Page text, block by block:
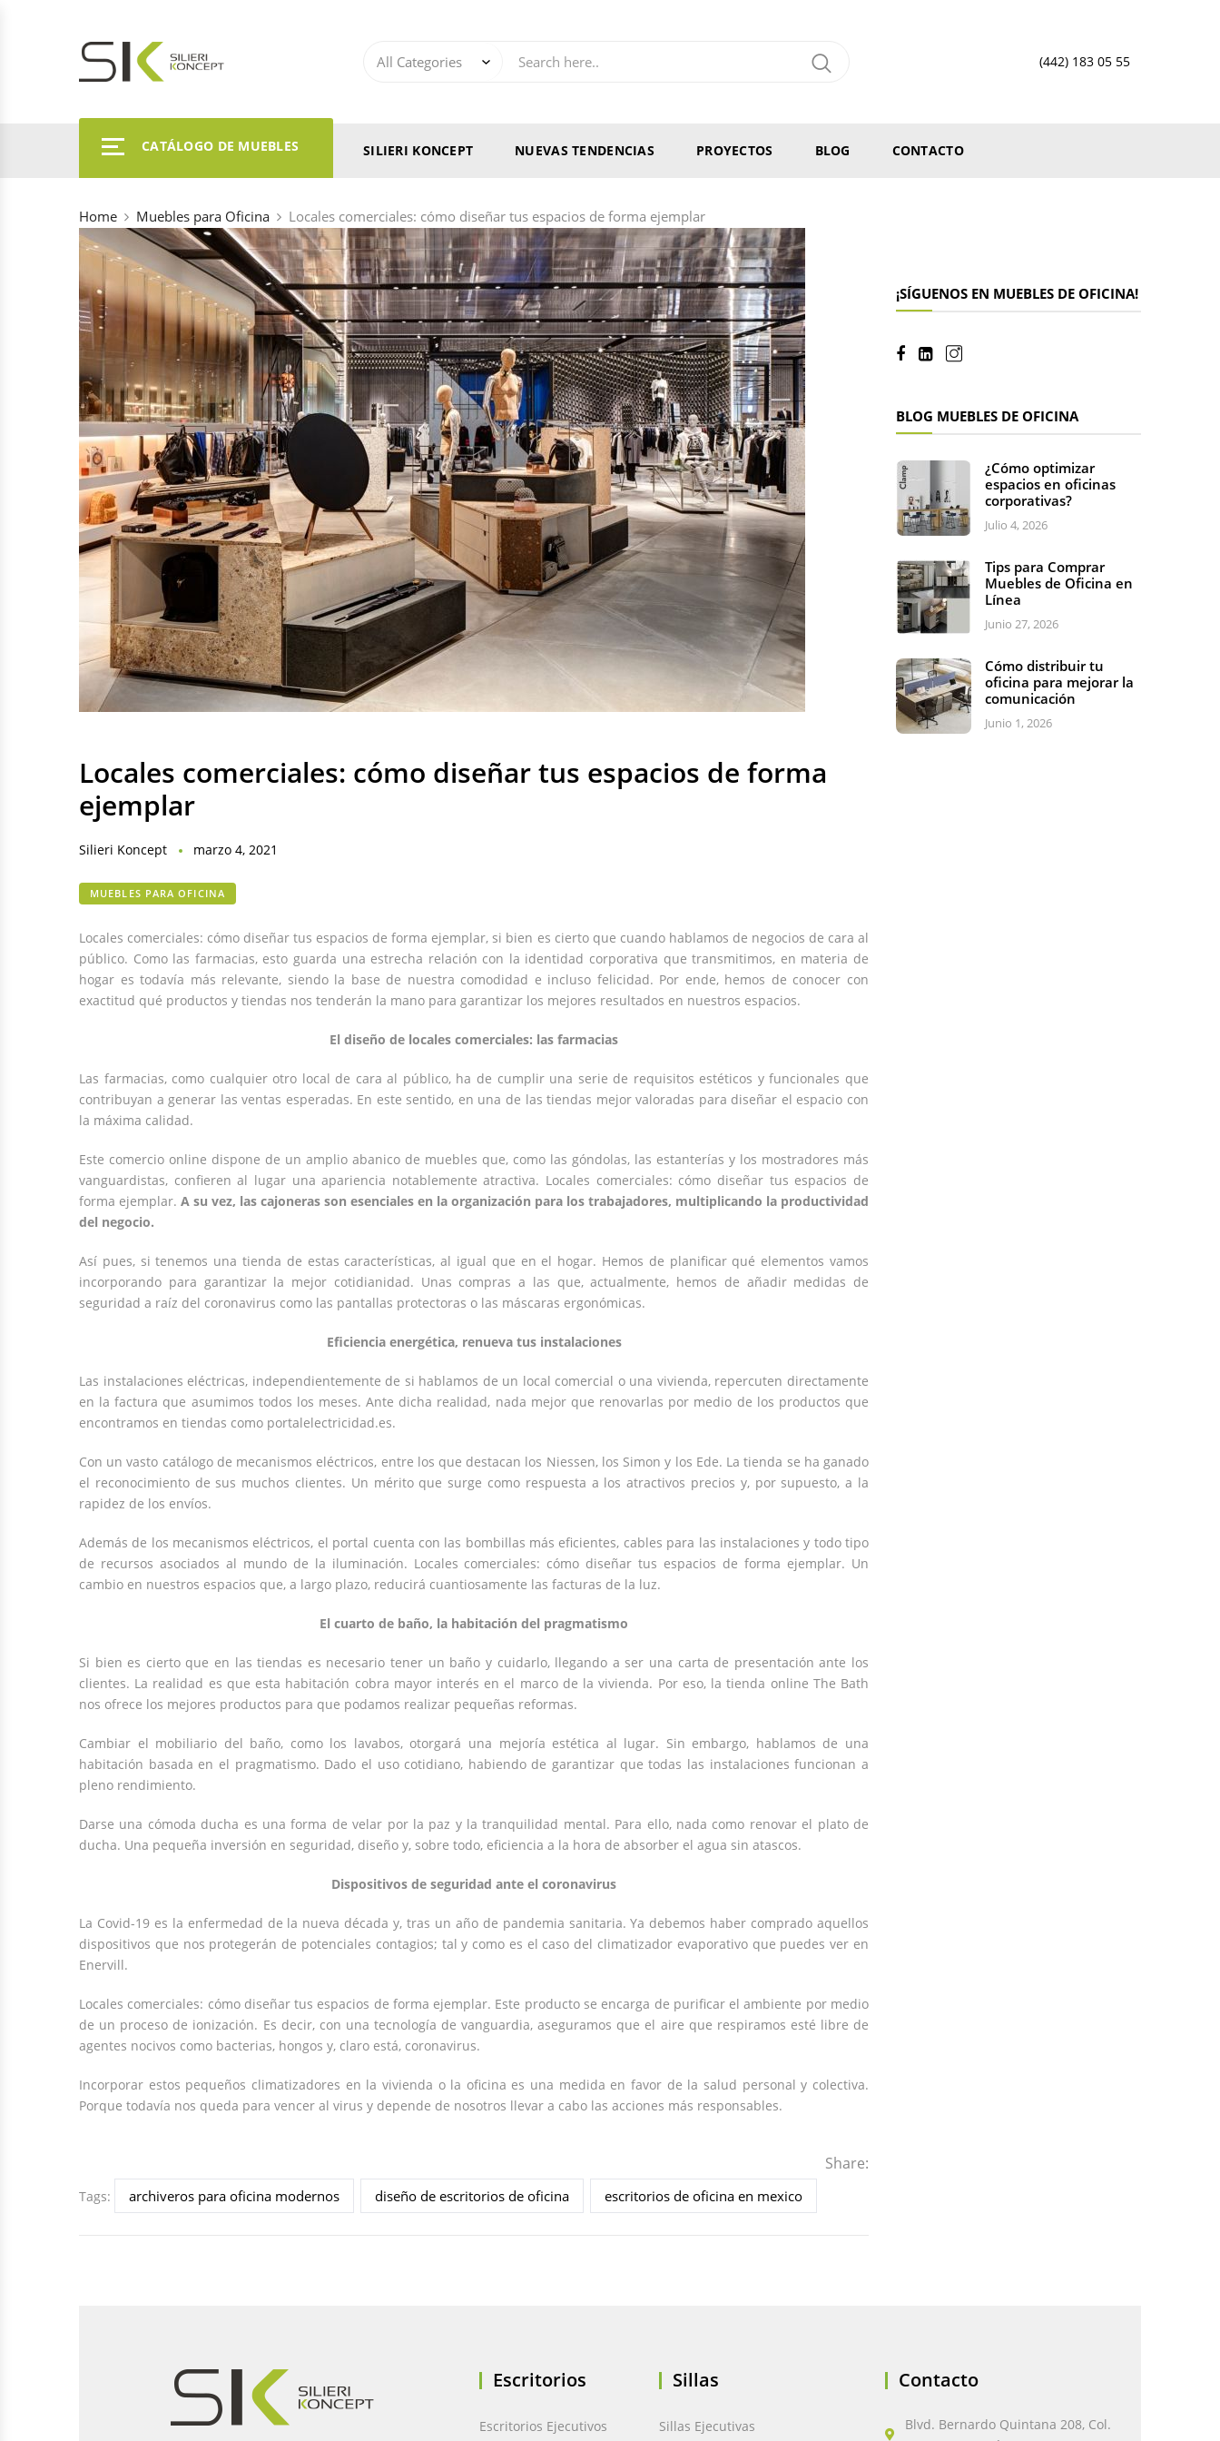
(442) 183 05 55
CATÁLOGO DE MUEBLES SILIERI KONCEPT NUEVAS TENDENCIAS PROYECTOS BLOG CONTACTO
Home Muebles para Oficina Locales comerciales: cómo diseñar tus espacios de forma ejemplar
Locales comerciales: cómo diseñar tus espacios de forma
ejemplar
Silieri Koncept marzo 4, 2021
MUEBLES PARA OFICINA
Locales comerciales: cómo diseñar tus espacios de forma ejemplar, si bien es cierto que cuando hablamos de negocios de cara al
público. Como las farmacias, esto guarda una estrecha relación con la identidad corporativa que transmitimos, en materia de
hogar es todavía más relevante, siendo la base de nuestra comodidad e incluso felicidad. Por ende, hemos de conocer con
exactitud qué productos y tiendas nos tenderán la mano para garantizar los mejores resultados en nuestros espacios.
El diseño de locales comerciales: las farmacias
Las farmacias, como cualquier otro local de cara al público, ha de cumplir una serie de requisitos estéticos y funcionales que
contribuyan a generar las ventas esperadas. En este sentido, en una de las tiendas mejor valoradas para diseñar el espacio con
la máxima calidad.
Este comercio online dispone de un amplio abanico de muebles que, como las góndolas, las estanterías y los mostradores más
vanguardistas, confieren al lugar una apariencia notablemente atractiva. Locales comerciales: cómo diseñar tus espacios de
forma ejemplar. A su vez, las cajoneras son esenciales en la organización para los trabajadores, multiplicando la productividad
del negocio.
Así pues, si tenemos una tienda de estas características, al igual que en el hogar. Hemos de planificar qué elementos vamos
incorporando para garantizar la mejor cotidianidad. Unas compras a las que, actualmente, hemos de añadir medidas de
seguridad a raíz del coronavirus como las pantallas protectoras o las máscaras ergonómicas.
Eficiencia energética, renueva tus instalaciones
Las instalaciones eléctricas, independientemente de si hablamos de un local comercial o una vivienda, repercuten directamente
en la factura que asumimos todos los meses. Ante dicha realidad, nada mejor que renovarlas por medio de los productos que
encontramos en tiendas como portalelectricidad.es.
Con un vasto catálogo de mecanismos eléctricos, entre los que destacan los Niessen, los Simon y los Ede. La tienda se ha ganado
el reconocimiento de sus muchos clientes. Un mérito que surge como respuesta a los atractivos precios y, por supuesto, a la
rapidez de los envíos.
Además de los mecanismos eléctricos, el portal cuenta con las bombillas más eficientes, cables para las instalaciones y todo tipo
de recursos asociados al mundo de la iluminación. Locales comerciales: cómo diseñar tus espacios de forma ejemplar. Un
cambio en nuestros espacios que, a largo plazo, reducirá cuantiosamente las facturas de la luz.
El cuarto de baño, la habitación del pragmatismo
Si bien es cierto que en las tiendas es necesario tener un baño y cuidarlo, llegando a ser una carta de presentación ante los
clientes. La realidad es que esta habitación cobra mayor interés en el marco de la vivienda. Por eso, la tienda online The Bath
nos ofrece los mejores productos para que podamos realizar pequeñas reformas.
Cambiar el mobiliario del baño, como los lavabos, otorgará una mejoría estética al lugar. Sin embargo, hablamos de una
habitación basada en el pragmatismo. Dado el uso cotidiano, habiendo de garantizar que todas las instalaciones funcionan a
pleno rendimiento.
Darse una cómoda ducha es una forma de velar por la paz y la tranquilidad mental. Para ello, nada como renovar el plato de
ducha. Una pequeña inversión en seguridad, diseño y, sobre todo, eficiencia a la hora de absorber el agua sin atascos.
Dispositivos de seguridad ante el coronavirus
La Covid-19 es la enfermedad de la nueva década y, tras un año de pandemia sanitaria. Ya debemos haber comprado aquellos
dispositivos que nos protegerán de potenciales contagios; tal y como es el caso del climatizador evaporativo que puedes ver en
Enervill.
Locales comerciales: cómo diseñar tus espacios de forma ejemplar. Este producto se encarga de purificar el ambiente por medio
de un proceso de ionización. Es decir, con una tecnología de vanguardia, aseguramos que el aire que respiramos esté libre de
agentes nocivos como bacterias, hongos y, claro está, coronavirus.
Incorporar estos pequeños climatizadores en la vivienda o la oficina es una medida en favor de la salud personal y colectiva.
Porque todavía nos queda para vencer al virus y depende de nosotros llevar a cabo las acciones más responsables.
Share:
Tags: archiveros para oficina modernos diseño de escritorios de oficina escritorios de oficina en mexico
¡SÍGUENOS EN MUEBLES DE OFICINA!
BLOG MUEBLES DE OFICINA
¿Cómo optimizar
espacios en oficinas
corporativas?
Julio 4, 2026
Tips para Comprar
Muebles de Oficina en
Línea
Junio 27, 2026
Cómo distribuir tu
oficina para mejorar la
comunicación
Junio 1, 2026
Escritorios
Escritorios Ejecutivos
Sillas
Sillas Ejecutivas
Contacto
Blvd. Bernardo Quintana 208, Col.